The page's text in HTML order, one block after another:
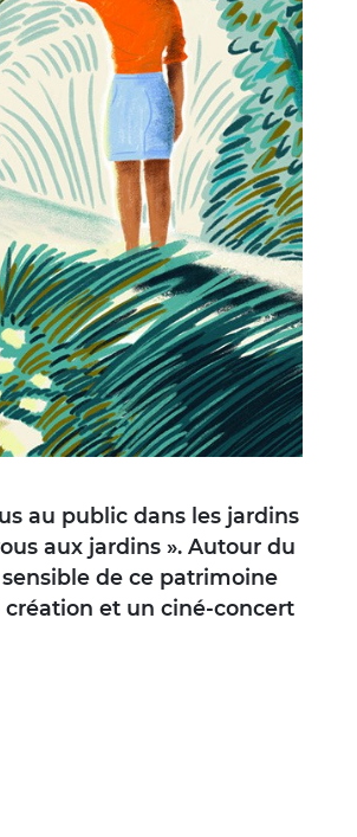
au public dans les jardins
aux jardins ». Autour du
de ce patrimoine
création et un ciné-concert